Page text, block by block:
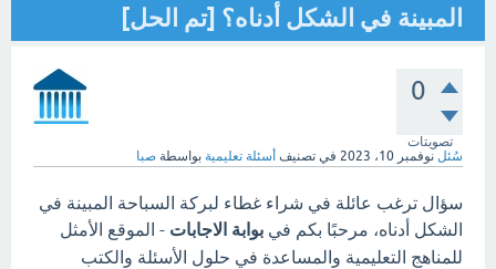
المبينة في الشكل أدناه؟ [تم الحل]
0
تصويتات
سُئل نوفمبر 10، 2023 في تصنيف أسئلة تعليمية بواسطة صبا
سؤال ترغب عائلة في شراء غطاء لبركة السباحة المبينة في
الشكل أدناه، مرحبًا بكم في بوابة الاجابات - الموقع الأمثل
للمناهج التعليمية والمساعدة في حلول الأسئلة والكتب